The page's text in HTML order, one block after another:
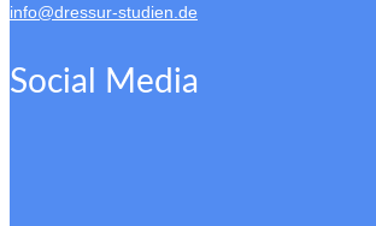
info@dressur-studien.de
Social Media